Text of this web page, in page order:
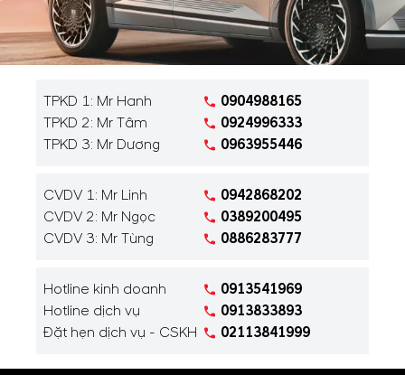
TPKD 1: Mr Hanh
TPKD 2: Mr Tâm
TPKD 3: Mr Dương
0904988165
0924996333
0963955446
CVDV 1: Mr Linh
CVDV 2: Mr Ngọc
CVDV 3: Mr Tùng
0942868202
0389200495
0886283777
Hotline kinh doanh
Hotline dịch vụ
Đặt hẹn dịch vụ - CSKH
0913541969
0913833893
02113841999